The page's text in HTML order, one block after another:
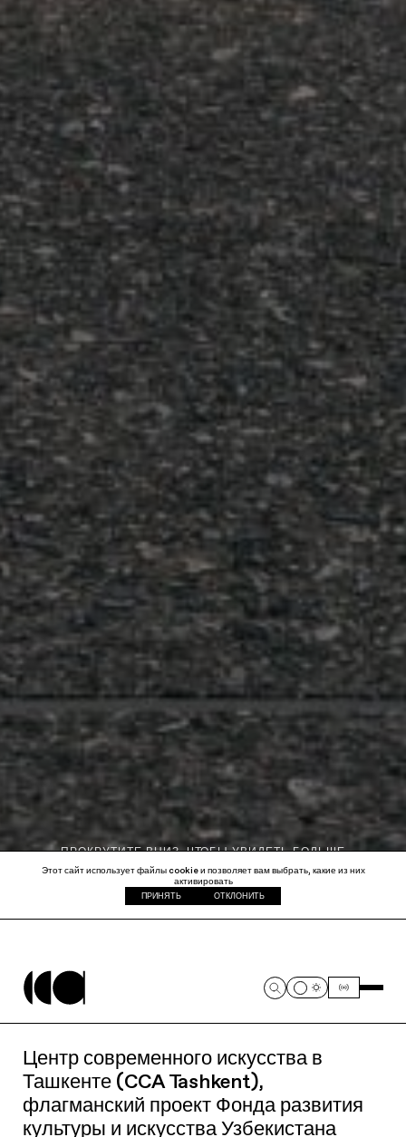
EN
ПРОКРУТИТЕ ВНИЗ, ЧТОБЫ УВИДЕТЬ БОЛЬШЕ
Этот сайт использует файлы cookie и позволяет вам выбрать, какие из них
активировать
ПРИНЯТЬ ОТКЛОНИТЬ
Ташкенте (CCA Tashkent),
флагманский проект Фонда развития
главу в развитии современной
культуры в Центральной Азии с
запуском своей первой годовой